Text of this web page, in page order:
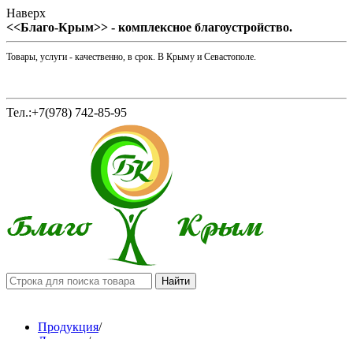
Наверх
<<Благо-Крым>> - комплексное благоустройство.
Товары, услуги - качественно, в срок. В Крыму и Севастополе.
Тел.:+7(978) 742-85-95
Продукция/